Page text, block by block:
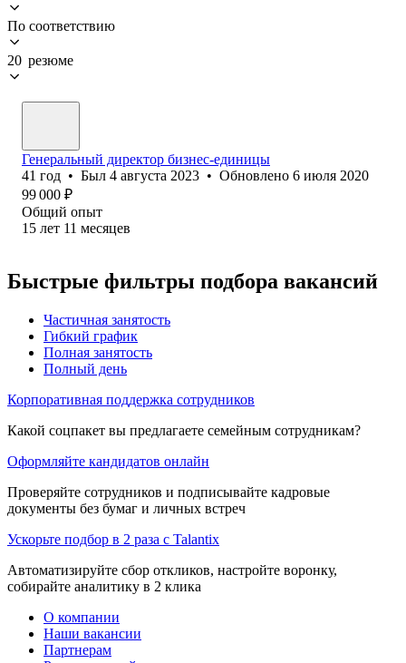
По соответствию
20 резюме
Генеральный директор бизнес-единицы
41 год • Был 4 августа 2023 • Обновлено 6 июля 2020
99 000 ₽
Общий опыт
15 лет 11 месяцев
Быстрые фильтры подбора вакансий
Частичная занятость
Гибкий график
Полная занятость
Полный день
Корпоративная поддержка сотрудников
Какой соцпакет вы предлагаете семейным сотрудникам?
Оформляйте кандидатов онлайн
Проверяйте сотрудников и подписывайте кадровые
документы без бумаг и личных встреч
Ускорьте подбор в 2 раза с Talantix
Автоматизируйте сбор откликов, настройте воронку,
собирайте аналитику в 2 клика
О компании
Наши вакансии
Партнерам